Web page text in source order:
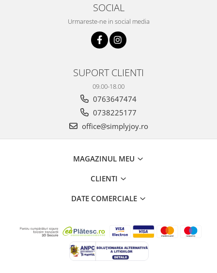
SOCIAL
Urmareste-ne in social media
SUPORT CLIENTI
09.00-18.00
0763647474
0738225177
office@simplyjoy.ro
MAGAZINUL MEU
CLIENTI
DATE COMERCIALE